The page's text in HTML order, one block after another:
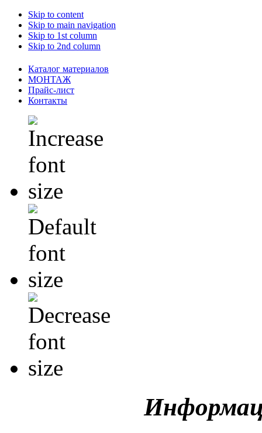
Skip to content
Skip to main navigation
Skip to 1st column
Skip to 2nd column
Каталог материалов
МОНТАЖ
Прайс-лист
Контакты